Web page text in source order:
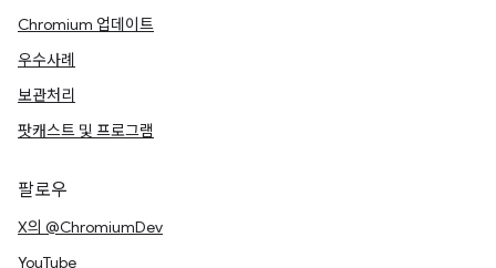
Chromium 업데이트
우수사례
보관처리
팟캐스트 및 프로그램
팔로우
X의 @ChromiumDev
YouTube